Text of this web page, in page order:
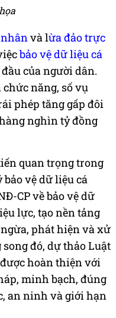
và lừa đảo trực
bảo vệ dữ liệu cá
của người dân.
chức năng, số vụ
phép tăng gấp đôi
nghìn tỷ đồng
quan trọng trong
vệ dữ liệu cá
CP về bảo vệ dữ
lực, tạo nền tảng
phát hiện và xử
đó, dự thảo Luật
hoàn thiện với
minh bạch, đúng
an ninh và giới hạn